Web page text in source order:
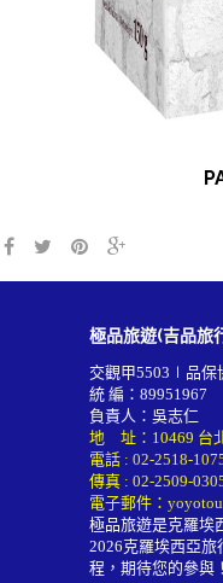
極品旅遊(吉品旅
交觀甲5503∣品保
統 編：89951967
負責人：吳志仁
地 址：10469 台
電話 : 02-2518-
傳真 : 02-2509-
電子郵件：
極品旅遊是克羅埃
2026克羅埃西亞旅
程 ，期待您的參與！